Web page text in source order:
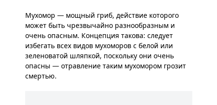
Мухомор — мощный гриб, действие которого
может быть чрезвычайно разнообразным и
очень опасным. Концепция такова: следует
избегать всех видов мухоморов с белой или
зеленоватой шляпкой, поскольку они очень
опасны — отравление таким мухомором грозит
смертью.